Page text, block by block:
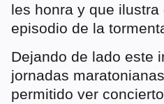
les honra y que
episodio de la
Dejando de lado este
jornadas
permitido ver